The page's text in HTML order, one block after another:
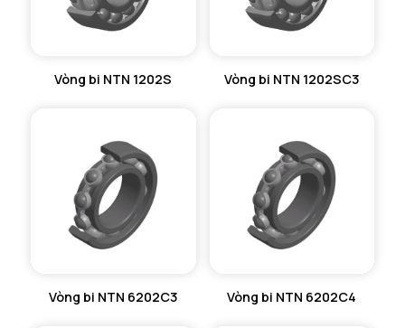
VÒNG BI LĂN TRỤ ĐẨY NTN
GỐI ĐỠ 2 NỬA NTN
MÁY GIA NHIỆT NTN
Vòng bi NTN 1202S Vòng bi NTN 1202SC3
Vòng bi NTN 6202C3 Vòng bi NTN 6202C4